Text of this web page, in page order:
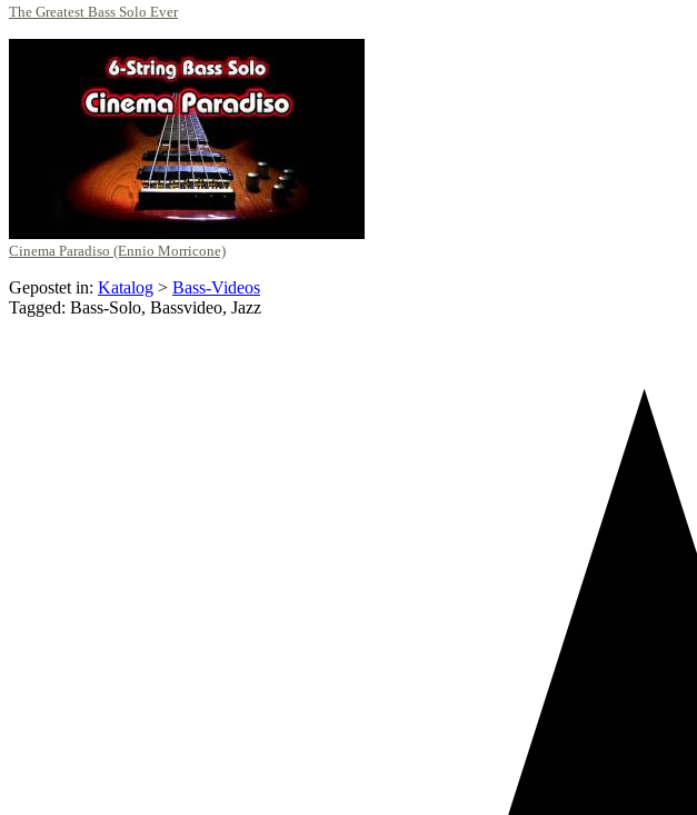
The Greatest Bass Solo Ever
Cinema Paradiso (Ennio Morricone)
Gepostet in: Katalog > Bass-Videos
Tagged: Bass-Solo, Bassvideo, Jazz